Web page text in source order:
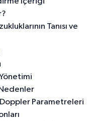
Tanısı ve
Parametreleri